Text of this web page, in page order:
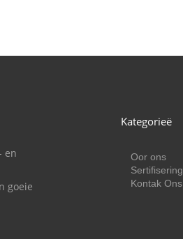
en
goeie
Kategorieë
Oor ons
Sertifisering
Kontak Ons